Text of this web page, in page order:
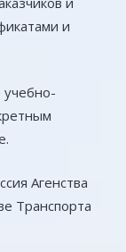
и
учебно-
Агенства
Транспорта